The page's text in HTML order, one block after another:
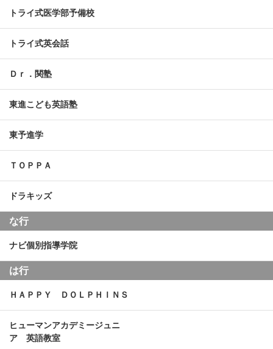
トライ式医学部予備校
トライ式英会話
Ｄｒ．関塾
東進こども英語塾
東予進学
ＴＯＰＰＡ
ドラキッズ
な行
ナビ個別指導学院
は行
ＨＡＰＰＹ ＤＯＬＰＨＩＮＳ
ヒューマンアカデミージュニ
ア 英語教室